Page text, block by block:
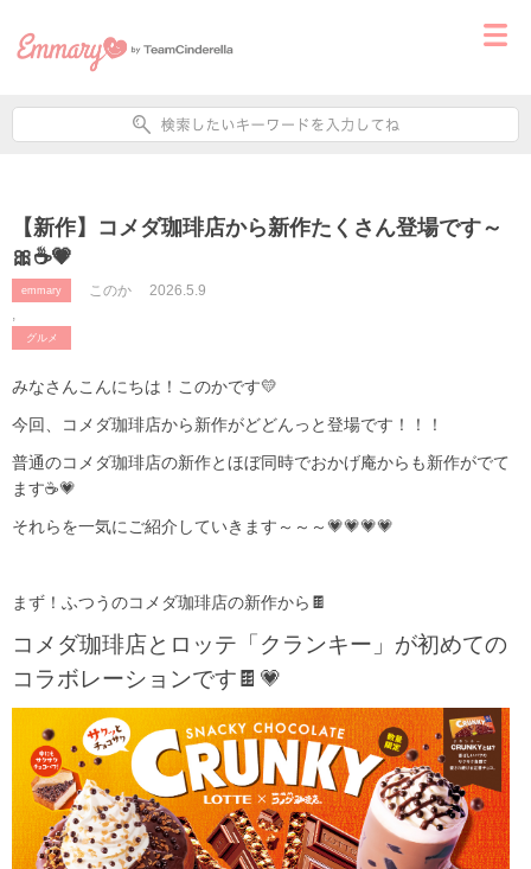
【新作】コメダ珈琲店から新作たくさん登場です～
🎀☕💗
emmary
,
グルメ
このか 2026.5.9
みなさんこんにちは！このかです💛
今回、コメダ珈琲店から新作がどどんっと登場です！！！
普通のコメダ珈琲店の新作とほぼ同時でおかげ庵からも新作がでて
ます☕💗
それらを一気にご紹介していきます～～～💗💗💗💗
まず！ふつうのコメダ珈琲店の新作から🍫
コメダ珈琲店とロッテ「クランキー」が初めての
コラボレーションです🍫💗